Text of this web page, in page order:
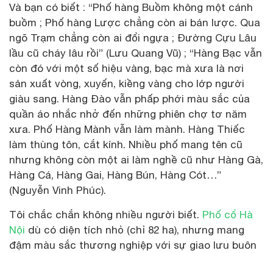
Và bạn có biết : “Phố hàng Buồm không một cánh
buồm ; Phố hàng Lược chẳng còn ai bán lược. Qua
ngõ Trạm chẳng còn ai đổi ngựa ; Đường Cựu Lâu
lầu cũ cháy lâu rồi” (Lưu Quang Vũ) ; “Hàng Bạc vẫn
còn đó với một số hiệu vàng, bạc mà xưa là nơi
sản xuất vòng, xuyến, kiềng vàng cho lớp người
giàu sang. Hàng Đào vẫn phấp phới màu sắc của
quần áo nhắc nhở đến những phiên chợ tơ năm
xưa. Phố Hàng Mành vẫn làm mành. Hàng Thiếc
làm thùng tôn, cắt kính. Nhiều phố mang tên cũ
nhưng không còn một ai làm nghề cũ như Hàng Gà,
Hàng Cá, Hàng Gai, Hàng Bún, Hàng Cót…”
(Nguyễn Vinh Phúc).
Tôi chắc chắn không nhiều người biết. Phố cổ Hà
Nội dù có diện tích nhỏ (chỉ 82 ha), nhưng mang
đậm màu sắc thương nghiệp với sự giao lưu buôn